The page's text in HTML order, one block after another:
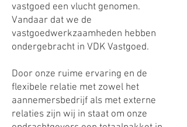
vastgoed een vlucht genomen.​
Vandaar dat we de
vastgoedwerkzaamheden hebben
ondergebracht in VDK Vastgoed.
Door onze ruime ervaring en de
flexibele relatie met zowel het
aannemersbedrijf als met externe
relaties zijn wij in staat om onze